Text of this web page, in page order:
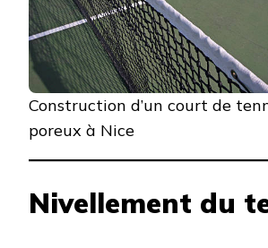
Construction d’un court de
poreux à Nice
Nivellement du